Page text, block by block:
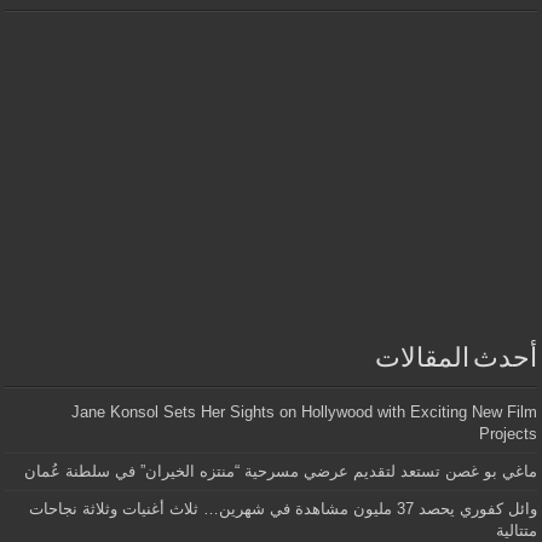
أحدث المقالات
Jane Konsol Sets Her Sights on Hollywood with Exciting New Film
Projects
ماغي بو غصن تستعد لتقديم عرضي مسرحية “منتزه الخيران” في سلطنة عُمان
وائل كفوري يحصد 37 مليون مشاهدة في شهرين… ثلاث أغنيات وثلاثة نجاحات
متتالية